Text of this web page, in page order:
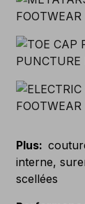
Plus:
interne,
scellées